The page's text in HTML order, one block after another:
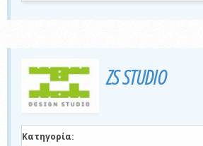
ZS STUDIO
Κατηγορία: